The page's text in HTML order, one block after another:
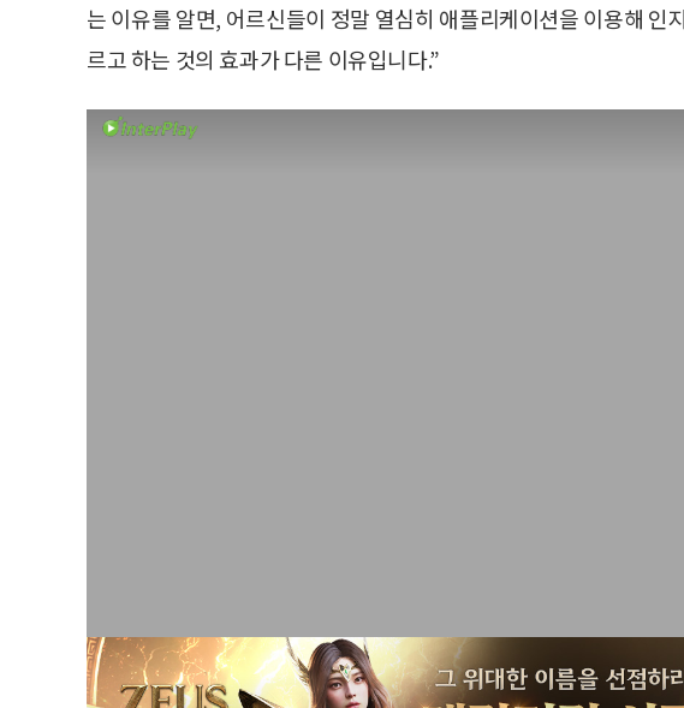
는 이유를 알면, 어르신들이 정말 열심히 애플리케이션을 이용해 인
르고 하는 것의 효과가 다른 이유입니다.”